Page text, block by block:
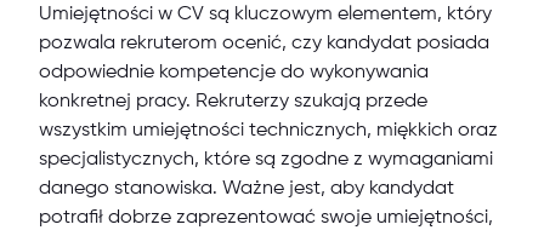
Umiejętności w CV są kluczowym elementem, który
pozwala rekruterom ocenić, czy kandydat posiada
odpowiednie kompetencje do wykonywania
konkretnej pracy. Rekruterzy szukają przede
wszystkim umiejętności technicznych, miękkich oraz
specjalistycznych, które są zgodne z wymaganiami
danego stanowiska. Ważne jest, aby kandydat
potrafił dobrze zaprezentować swoje umiejętności,